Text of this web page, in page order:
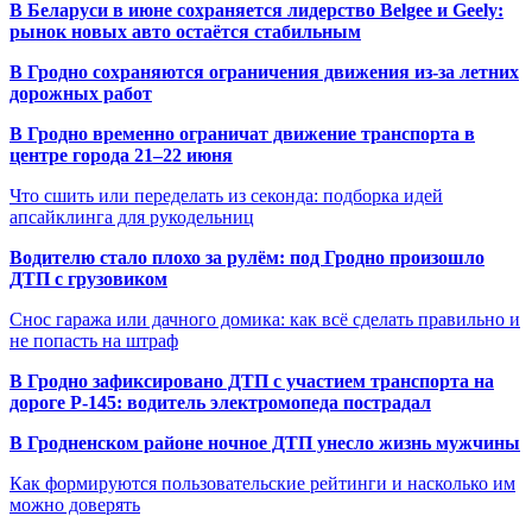
В Беларуси в июне сохраняется лидерство Belgee и Geely:
рынок новых авто остаётся стабильным
В Гродно сохраняются ограничения движения из-за летних
дорожных работ
В Гродно временно ограничат движение транспорта в
центре города 21–22 июня
Что сшить или переделать из секонда: подборка идей
апсайклинга для рукодельниц
Водителю стало плохо за рулём: под Гродно произошло
ДТП с грузовиком
Снос гаража или дачного домика: как всё сделать правильно и
не попасть на штраф
В Гродно зафиксировано ДТП с участием транспорта на
дороге Р-145: водитель электромопеда пострадал
В Гродненском районе ночное ДТП унесло жизнь мужчины
Как формируются пользовательские рейтинги и насколько им
можно доверять